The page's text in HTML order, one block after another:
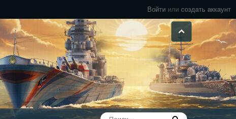
Войти или создать аккаунт